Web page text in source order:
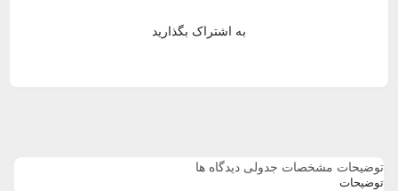
به اشتراک بگذارید
توضیحات مشخصات جدولی دیدگاه ها
توضیحات